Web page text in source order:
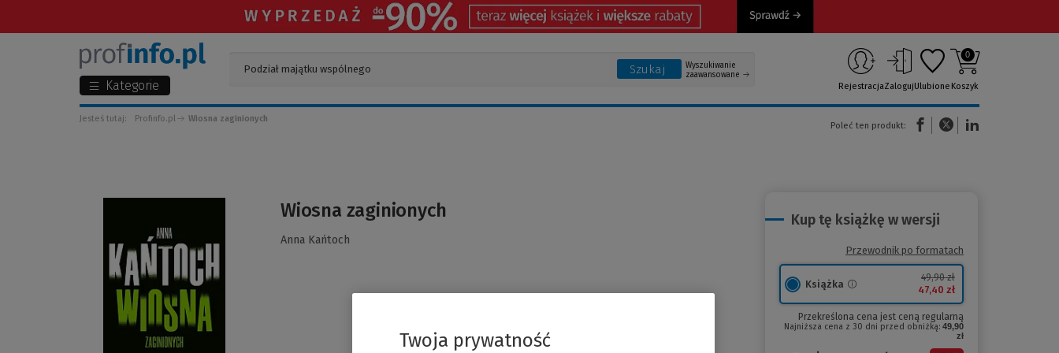
Kategorie
Szukaj
Wyszukiwanie
zaawansowane
RejestracjaZalogujUlubione
0
Koszyk
Jesteś tutaj: Profinfo.pl Wiosna zaginionych
Poleć ten produkt:
(Nowe okno)(Link do innej strony)
Wiosna zaginionych
Anna Kańtoch
Kup tę książkę w wersji
Przewodnik po formatach
Książka
49,90 zł
47,40 zł
Przekreślona cena jest ceną regularną
Najniższa cena z 30 dni przed obniżką: 49,90
zł
Twoja prywatność